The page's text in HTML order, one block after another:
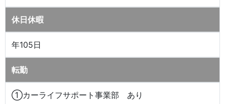
休日休暇
年105日
転勤
①カーライフサポート事業部 あり